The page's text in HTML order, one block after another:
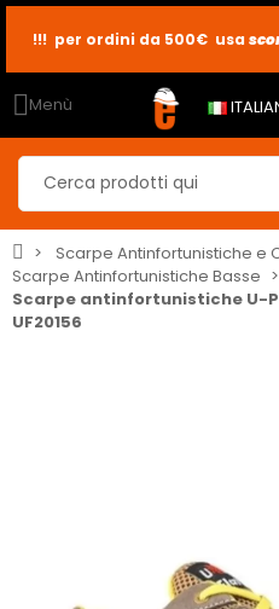
!!! per ordini da 500€ usa
Menù
Scarpe Antinfortunistiche e
Scarpe Antinfortunistiche Basse
Scarpe antinfortunistiche U-
UF20156